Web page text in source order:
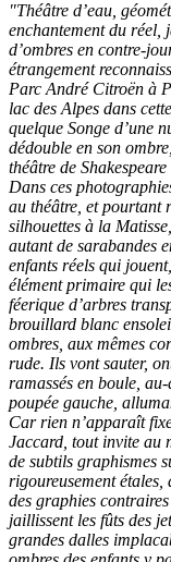
"Théâtre d’eau,
enchantement du réel,
d’ombres en contre-
étrangement
Parc André Citroën à
lac des Alpes dans
quelque Songe d’une
dédouble en son
théâtre de
Dans ces
au théâtre, et pourtant
silhouettes à la
autant de sarabandes
enfants réels qui
élément primaire qui
féerique d’arbres
brouillard blanc
ombres, aux mêmes
rude. Ils vont sauter,
ramassés en boule, au-
poupée gauche,
Car rien n’apparaît
Jaccard, tout invite au
de subtils graphismes
rigoureusement étales,
des graphies
jaillissent les fûts des
grandes dalles